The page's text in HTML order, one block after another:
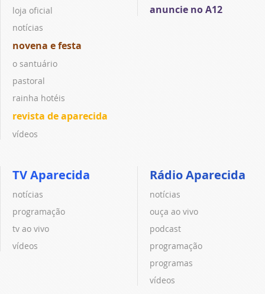
loja oficial
notícias
novena e festa
o santuário
pastoral
rainha hotéis
revista de aparecida
vídeos
anuncie no A12
TV Aparecida
notícias
programação
tv ao vivo
vídeos
Rádio Aparecida
notícias
ouça ao vivo
podcast
programação
programas
vídeos